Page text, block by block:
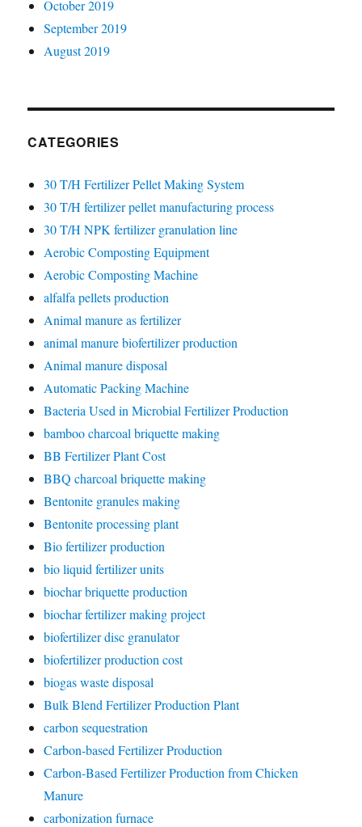
October 2019
September 2019
August 2019
CATEGORIES
30 T/H Fertilizer Pellet Making System
30 T/H fertilizer pellet manufacturing process
30 T/H NPK fertilizer granulation line
Aerobic Composting Equipment
Aerobic Composting Machine
alfalfa pellets production
Animal manure as fertilizer
animal manure biofertilizer production
Animal manure disposal
Automatic Packing Machine
Bacteria Used in Microbial Fertilizer Production
bamboo charcoal briquette making
BB Fertilizer Plant Cost
BBQ charcoal briquette making
Bentonite granules making
Bentonite processing plant
Bio fertilizer production
bio liquid fertilizer units
biochar briquette production
biochar fertilizer making project
biofertilizer disc granulator
biofertilizer production cost
biogas waste disposal
Bulk Blend Fertilizer Production Plant
carbon sequestration
Carbon-based Fertilizer Production
Carbon-Based Fertilizer Production from Chicken
Manure
carbonization furnace